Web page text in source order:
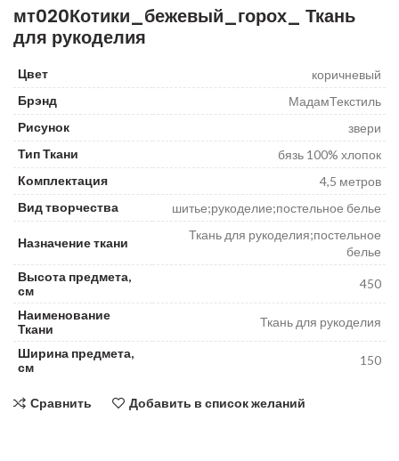
мт020Котики_бежевый_горох_ Ткань
для рукоделия
Цвет
коричневый
Брэнд
МадамТекстиль
Рисунок
звери
Тип Ткани
бязь 100% хлопок
Комплектация
4,5 метров
Вид творчества
шитье;рукоделие;постельное белье
Назначение ткани
Ткань для рукоделия;постельное
белье
Высота предмета,
см
450
Наименование
Ткани
Ткань для рукоделия
Ширина предмета,
см
150
Сравнить Добавить в список желаний